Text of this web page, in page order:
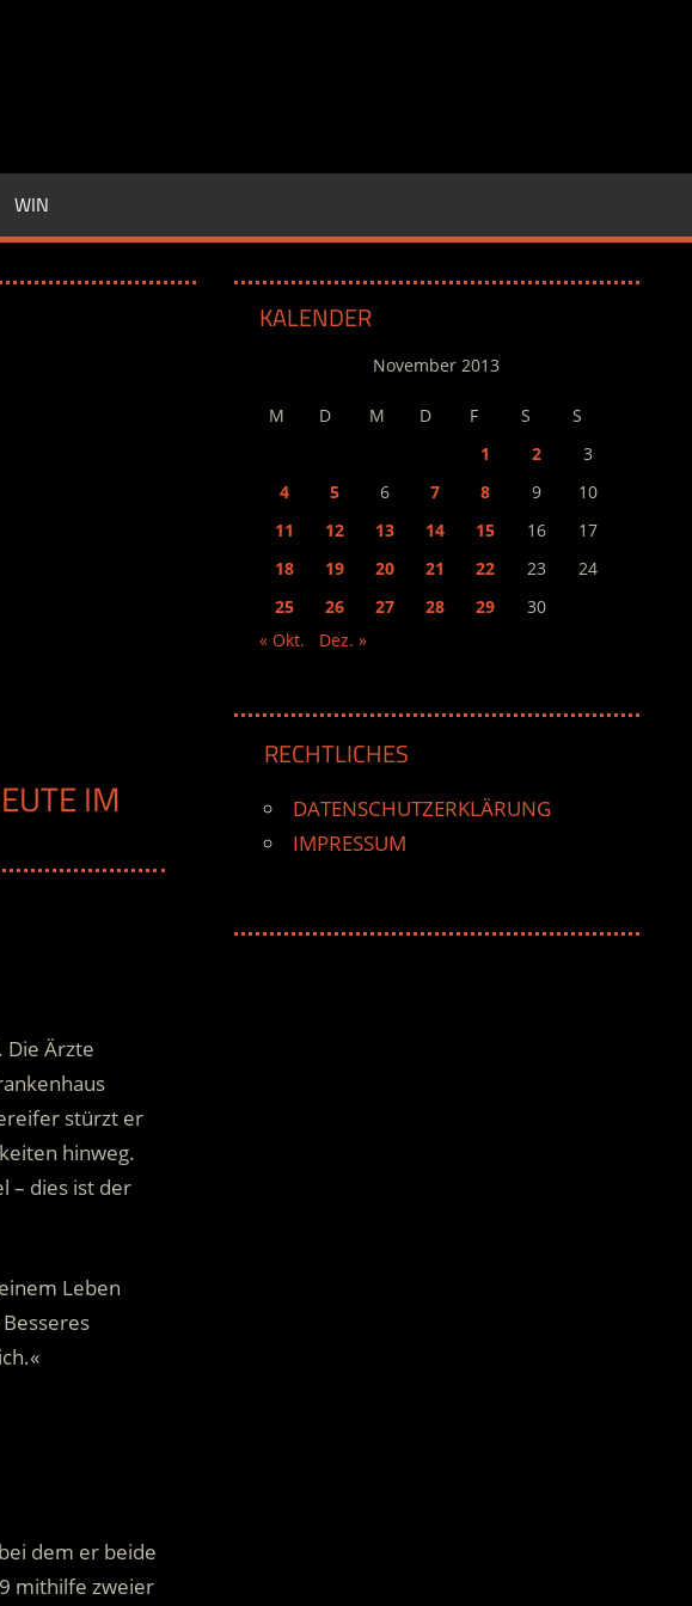
WIN
IM
Die Ärzte
stürzt er
hinweg.
– dies ist der
Leben
dem er beide
mithilfe zweier
KALENDER
November 2013
M D M D F S
S
1
2
3
4
5 6 7 8 9
10
11
12 13 14 15 16
17
18
19 20 21 22 23
24
25
26 27 28 29
30
« Okt.
Dez. »
RECHTLICHES
DATENSCHUTZERKLÄRUNG
IMPRESSUM